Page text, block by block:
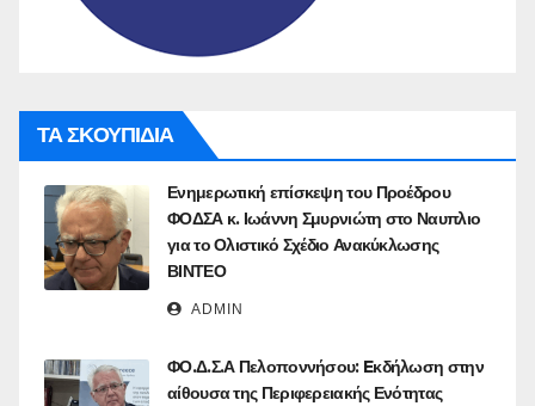
ΤΑ ΣΚΟΥΠΙΔΙΑ
Ενημερωτική επίσκεψη του Προέδρου
ΦΟΔΣΑ κ. Ιωάννη Σμυρνιώτη στο Ναυπλιο
για το Ολιστικό Σχέδιο Ανακύκλωσης
ΒΙΝΤΕΟ
ADMIN
ΦΟ.Δ.Σ.Α Πελοποννήσου: Eκδήλωση στην
αίθουσα της Περιφερειακής Ενότητας